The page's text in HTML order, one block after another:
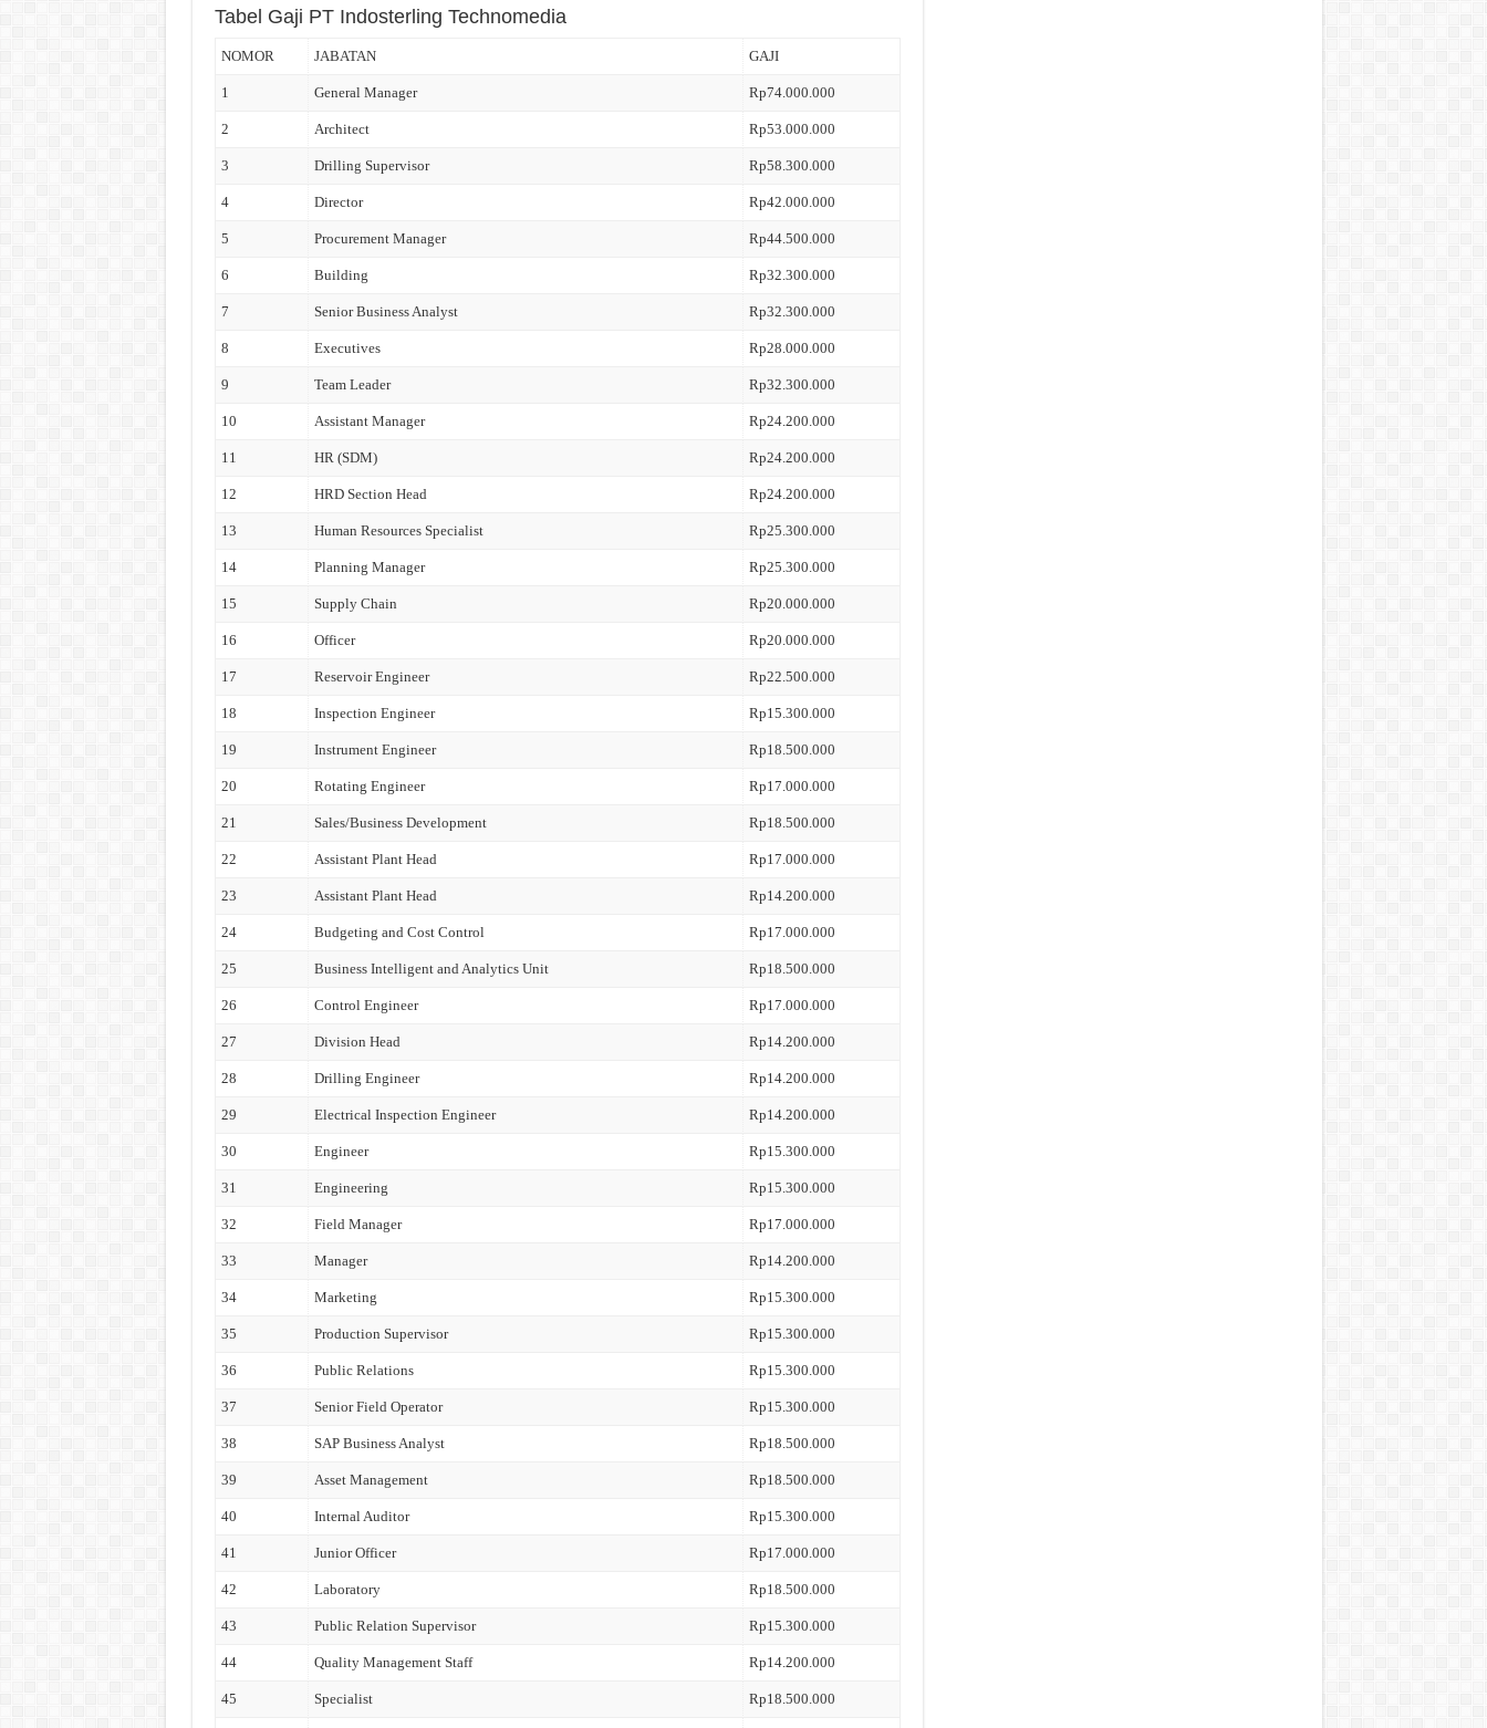
Tabel Gaji PT Indosterling Technomedia
NOMOR JABATAN GAJI
1 General Manager Rp74.000.000
2 Architect Rp53.000.000
3 Drilling Supervisor Rp58.300.000
4 Director Rp42.000.000
5 Procurement Manager Rp44.500.000
6 Building Rp32.300.000
7 Senior Business Analyst Rp32.300.000
8 Executives Rp28.000.000
9 Team Leader Rp32.300.000
10 Assistant Manager Rp24.200.000
11 HR (SDM) Rp24.200.000
12 HRD Section Head Rp24.200.000
13 Human Resources Specialist Rp25.300.000
14 Planning Manager Rp25.300.000
15 Supply Chain Rp20.000.000
16 Officer Rp20.000.000
17 Reservoir Engineer Rp22.500.000
18 Inspection Engineer Rp15.300.000
19 Instrument Engineer Rp18.500.000
20 Rotating Engineer Rp17.000.000
21 Sales/Business Development Rp18.500.000
22 Assistant Plant Head Rp17.000.000
23 Assistant Plant Head Rp14.200.000
24 Budgeting and Cost Control Rp17.000.000
25 Business Intelligent and Analytics Unit Rp18.500.000
26 Control Engineer Rp17.000.000
27 Division Head Rp14.200.000
28 Drilling Engineer Rp14.200.000
29 Electrical Inspection Engineer Rp14.200.000
30 Engineer Rp15.300.000
31 Engineering Rp15.300.000
32 Field Manager Rp17.000.000
33 Manager Rp14.200.000
34 Marketing Rp15.300.000
35 Production Supervisor Rp15.300.000
36 Public Relations Rp15.300.000
37 Senior Field Operator Rp15.300.000
38 SAP Business Analyst Rp18.500.000
39 Asset Management Rp18.500.000
40 Internal Auditor Rp15.300.000
41 Junior Officer Rp17.000.000
42 Laboratory Rp18.500.000
43 Public Relation Supervisor Rp15.300.000
44 Quality Management Staff Rp14.200.000
45 Specialist Rp18.500.000